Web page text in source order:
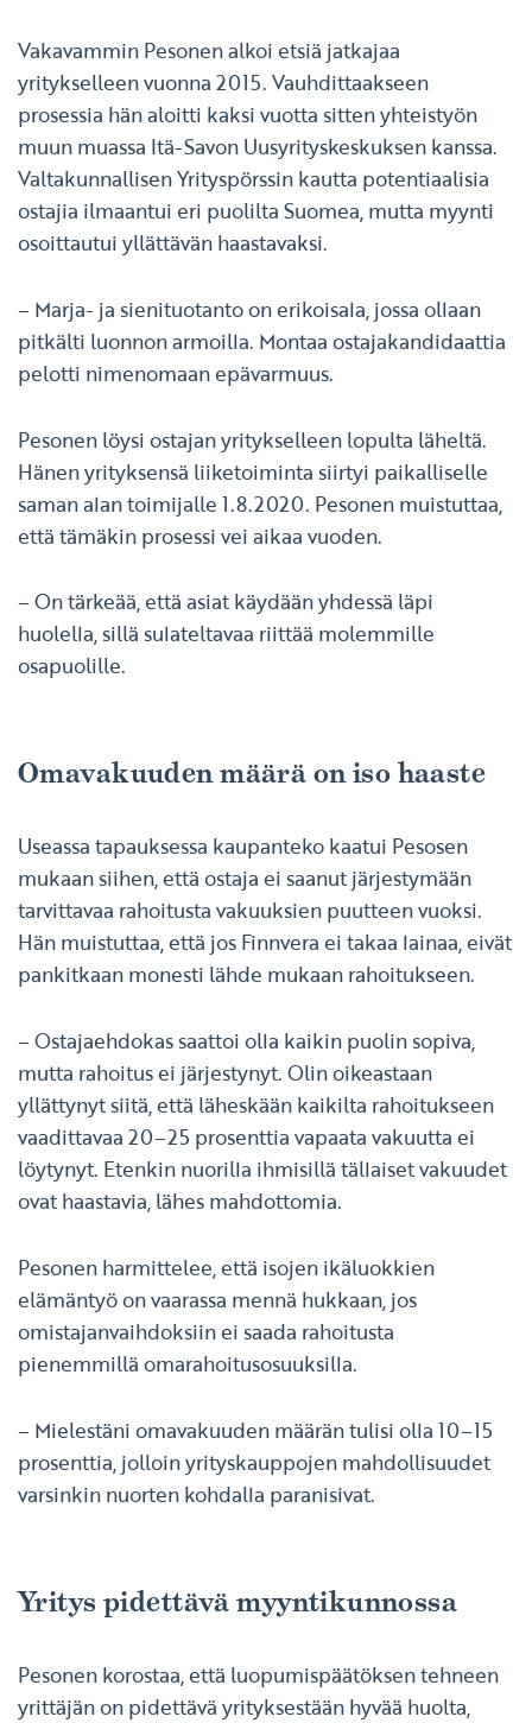
Vakavammin Pesonen alkoi etsiä jatkajaa
yritykselleen vuonna 2015. Vauhdittaakseen
prosessia hän aloitti kaksi vuotta sitten yhteistyön
muun muassa Itä-Savon Uusyrityskeskuksen kanssa.
Valtakunnallisen Yrityspörssin kautta potentiaalisia
ostajia ilmaantui eri puolilta Suomea, mutta myynti
osoittautui yllättävän haastavaksi.
– Marja- ja sienituotanto on erikoisala, jossa ollaan
pitkälti luonnon armoilla. Montaa ostajakandidaattia
pelotti nimenomaan epävarmuus.
Pesonen löysi ostajan yritykselleen lopulta läheltä.
Hänen yrityksensä liiketoiminta siirtyi paikalliselle
saman alan toimijalle 1.8.2020. Pesonen muistuttaa,
että tämäkin prosessi vei aikaa vuoden.
– On tärkeää, että asiat käydään yhdessä läpi
huolella, sillä sulateltavaa riittää molemmille
osapuolille.
Omavakuuden määrä on iso haaste
Useassa tapauksessa kaupanteko kaatui Pesosen
mukaan siihen, että ostaja ei saanut järjestymään
tarvittavaa rahoitusta vakuuksien puutteen vuoksi.
Hän muistuttaa, että jos Finnvera ei takaa lainaa, eivät
pankitkaan monesti lähde mukaan rahoitukseen.
– Ostajaehdokas saattoi olla kaikin puolin sopiva,
mutta rahoitus ei järjestynyt. Olin oikeastaan
yllättynyt siitä, että läheskään kaikilta rahoitukseen
vaadittavaa 20–25 prosenttia vapaata vakuutta ei
löytynyt. Etenkin nuorilla ihmisillä tällaiset vakuudet
ovat haastavia, lähes mahdottomia.
Pesonen harmittelee, että isojen ikäluokkien
elämäntyö on vaarassa mennä hukkaan, jos
omistajanvaihdoksiin ei saada rahoitusta
pienemmillä omarahoitusosuuksilla.
– Mielestäni omavakuuden määrän tulisi olla 10–15
prosenttia, jolloin yrityskauppojen mahdollisuudet
varsinkin nuorten kohdalla paranisivat.
Yritys pidettävä myyntikunnossa
Pesonen korostaa, että luopumispäätöksen tehneen
yrittäjän on pidettävä yrityksestään hyvää huolta,